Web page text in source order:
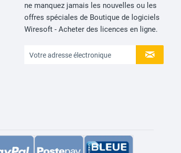
ne manquez jamais les nouvelles ou les
offres spéciales de Boutique de logiciels
Wiresoft - Acheter des licences en ligne.